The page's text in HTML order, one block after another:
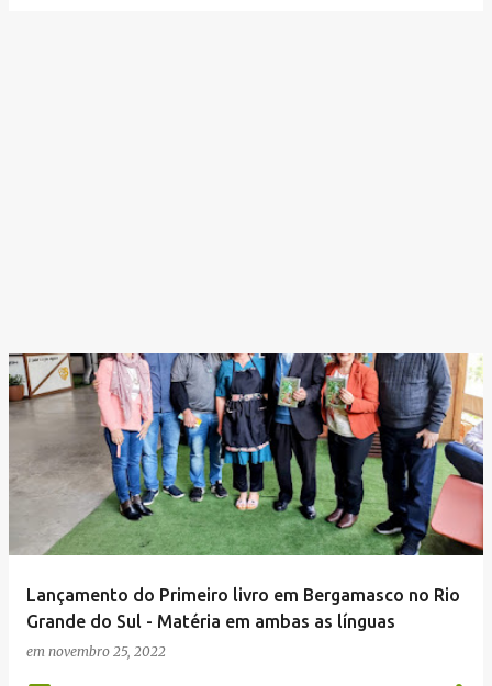
Lançamento do Primeiro livro em Bergamasco no Rio
Grande do Sul - Matéria em ambas as línguas
em novembro 25, 2022